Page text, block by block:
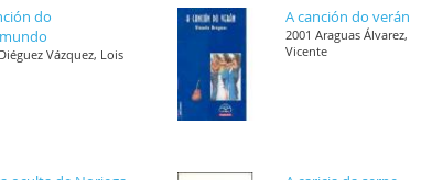
do
Vázquez, Lois
A canción do verán
2001 Araguas Álvarez,
Vicente